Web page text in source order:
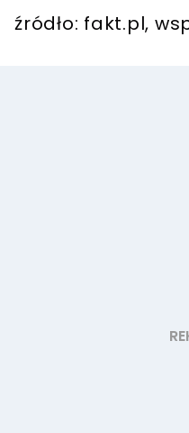
źródło: fakt.pl,